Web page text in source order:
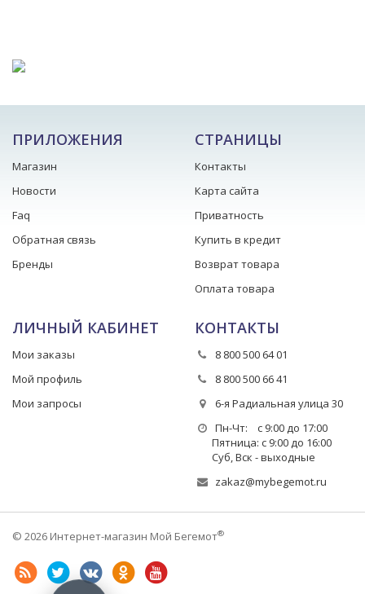
ПРИЛОЖЕНИЯ
Магазин
Новости
Faq
Обратная связь
Бренды
СТРАНИЦЫ
Контакты
Карта сайта
Приватность
Купить в кредит
Возврат товара
Оплата товара
ЛИЧНЫЙ КАБИНЕТ
Мои заказы
Мой профиль
Мои запросы
КОНТАКТЫ
8 800 500 64 01
8 800 500 66 41
6-я Радиальная улица 30
Пн-Чт: с 9:00 до 17:00
Пятница: с 9:00 до 16:00
Суб, Вск - выходные
zakaz@mybegemot.ru
© 2026 Интернет-магазин Мой Бегемот®